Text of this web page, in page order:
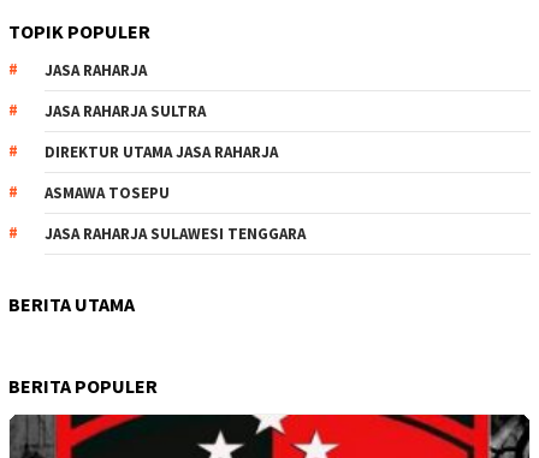
TOPIK POPULER
JASA RAHARJA
JASA RAHARJA SULTRA
DIREKTUR UTAMA JASA RAHARJA
ASMAWA TOSEPU
JASA RAHARJA SULAWESI TENGGARA
BERITA UTAMA
BERITA POPULER